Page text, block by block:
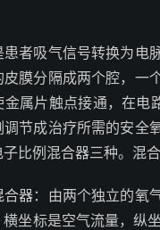
者吸气信号转换为电
膜分隔成两个腔，一
金属片触点接通，在
调节成治疗所需的安全
比例混合器三种。混
器：由两个独立的氧
坐标是空气流量，纵